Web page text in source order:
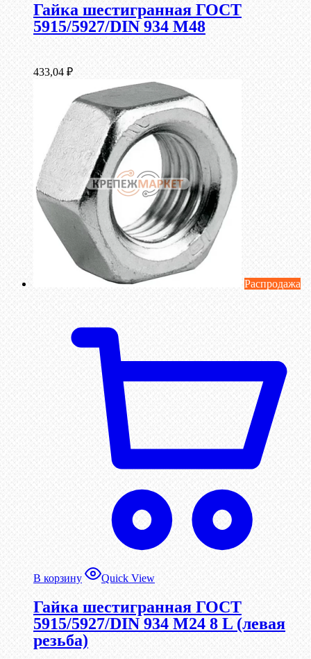
Гайка шестигранная ГОСТ
5915/5927/DIN 934 М48
433,04 ₽
Распродажа
В корзину Quick View
Гайка шестигранная ГОСТ
5915/5927/DIN 934 М24 8 L (левая
резьба)